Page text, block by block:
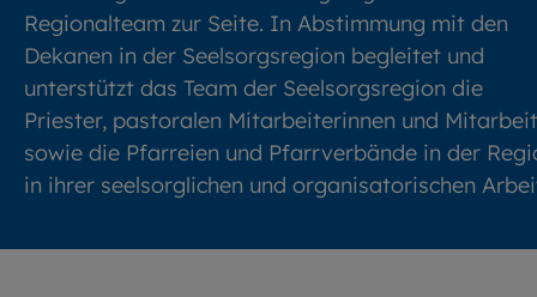
Regionalteam zur Seite. In Abstimmung mit den
Dekanen in der Seelsorgsregion begleitet und
unterstützt das Team der Seelsorgsregion die
Priester, pastoralen Mitarbeiterinnen und
sowie die Pfarreien und Pfarrverbände in der
in ihrer seelsorglichen und organisatorischen